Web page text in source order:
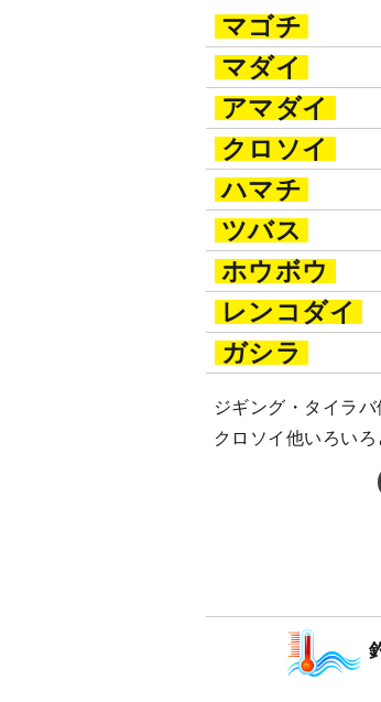
マゴチ
マダイ
アマダイ
クロソイ
ハマチ
ツバス
ホウボウ
レンコダイ
ガシラ
ジギング・タイラ
クロソイ他いろいろ